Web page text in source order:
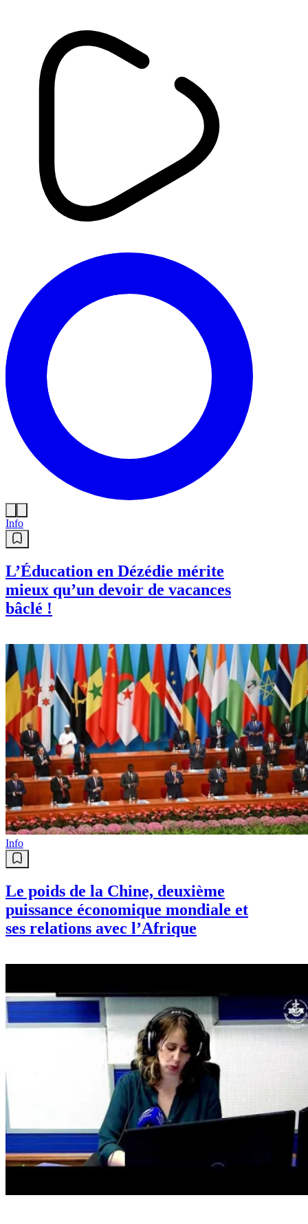
Info
L’Éducation en Dézédie mérite
mieux qu’un devoir de vacances
bâclé !
Info
Le poids de la Chine, deuxième
puissance économique mondiale et
ses relations avec l’Afrique